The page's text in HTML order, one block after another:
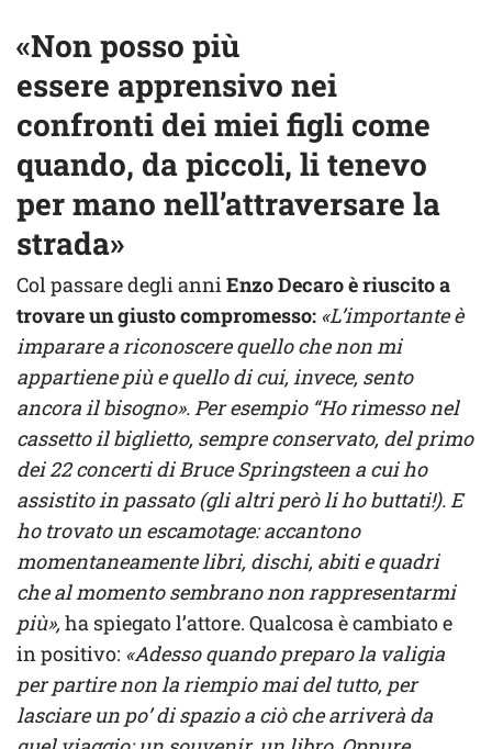
«Non posso più
essere apprensivo nei
confronti dei miei figli come
quando, da piccoli, li tenevo
per mano nell’attraversare la
strada»
Col passare degli anniEnzo Decaro è riuscito a
trovare un giusto compromesso: «L’importante è
imparare a riconoscere quello che non mi
appartiene più e quello di cui, invece, sento
ancora il bisogno». Per esempio “Ho rimesso nel
cassetto il biglietto, sempre conservato, del primo
dei 22 concerti di Bruce Springsteen a cui ho
assistito in passato (gli altri però li ho buttati!). E
ho trovato un escamotage: accantono
momentaneamente libri, dischi, abiti e quadri
che al momento sembrano non rappresentarmi
più»,ha spiegato l’attore. Qualcosa è cambiato e
in positivo: «Adesso quando preparo la valigia
per partire non la riempio mai del tutto, per
lasciare un po’ di spazio a ciò che arriverà da